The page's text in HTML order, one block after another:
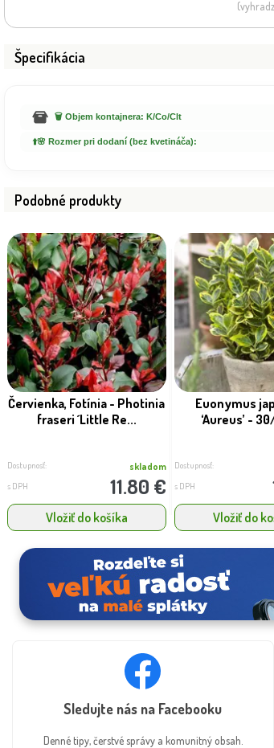
25/30cm
Dostupnosť:Špecifikácia
🗑️ Objem kontajnera: K/Co/Clt
⬆️🌸 Rozmer pri dodaní (bez kvetináča):
Podobné produkty
Červienka, Fotínia - Photinia
fraseri ´Little Re...
Dostupnosť: skladom
s DPH 11.80 €
Vložiť do košíka
Euonymus
‘Aureus’ -
Dostupnosť:
s DPH
Vložiť do
Sledujte nás na Facebooku
Denné tipy, čerstvé správy a komunitný obsah.